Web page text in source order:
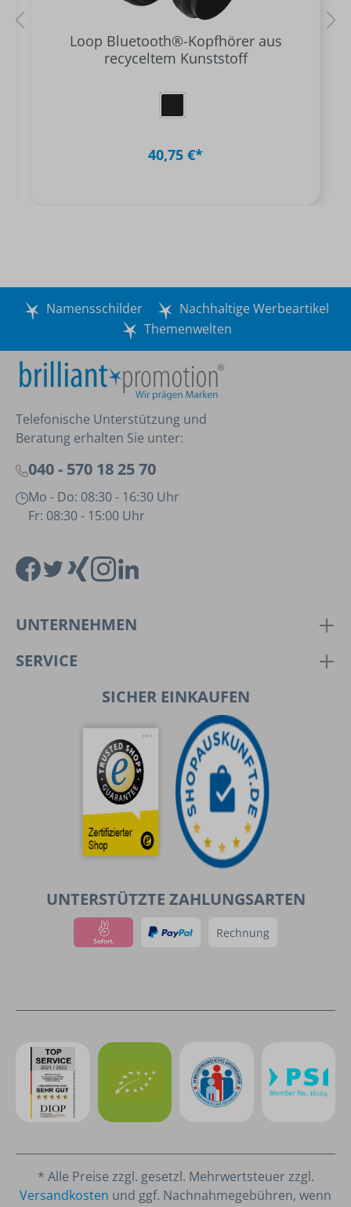
Loop Bluetooth®-Kopfhörer aus
recyceltem Kunststoff
40,75 €*
Namensschilder
Nachhaltige Werbeartikel
Themenwelten
Telefonische Unterstützung und
Beratung erhalten Sie unter:
040 - 570 18 25 70
Mo - Do: 08:30 - 16:30 Uhr
Fr: 08:30 - 15:00 Uhr
UNTERNEHMEN
SERVICE
SICHER EINKAUFEN
UNTERSTÜTZTE ZAHLUNGSARTEN
Rechnung
* Alle Preise zzgl. gesetzl. Mehrwertsteuer zzgl.
Versandkosten und ggf. Nachnahmegebühren, wenn